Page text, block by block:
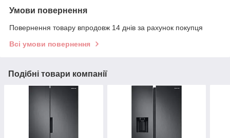
Умови повернення
Повернення товару впродовж 14 днів за рахунок покупця
Всі умови повернення
Подібні товари компанії